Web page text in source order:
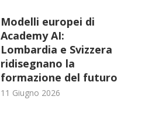
Modelli europei di
Academy AI:
Lombardia e Svizzera
ridisegnano la
formazione del futuro
11 Giugno 2026